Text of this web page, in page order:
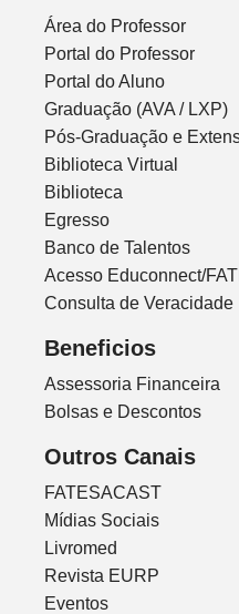
Área do Professor
Portal do Professor
Portal do Aluno
Graduação (AVA / LXP)
Pós-Graduação e
Biblioteca Virtual
Biblioteca
Egresso
Banco de Talentos
Acesso Educonnect/
Consulta de Veracidade
Beneficios
Assessoria Financeira
Bolsas e Descontos
Outros Canais
FATESACAST
Mídias Sociais
Livromed
Revista EURP
Eventos